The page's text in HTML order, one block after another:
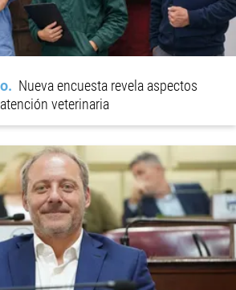
Nueva encuesta revela aspectos
veterinaria